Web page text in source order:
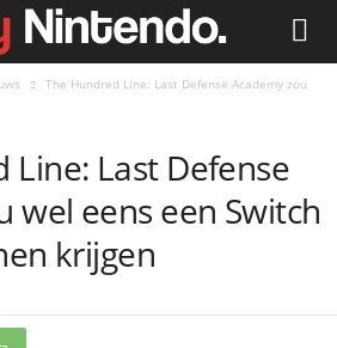
The Hundred Line: Last Defense Academy zou
Line: Last Defense
wel eens een Switch
krijgen